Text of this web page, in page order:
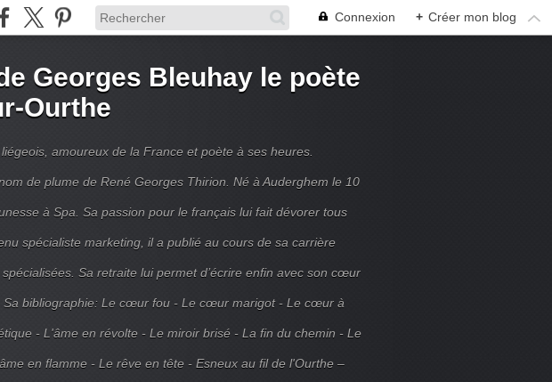
Connexion + Créer mon blog
Georges Bleuhay le poète
Ourthe
amoureux de la France et poète à ses heures.
de plume de René Georges Thirion. Né à Auderghem le 10
à Spa. Sa passion pour le français lui fait dévorer tous
spécialiste marketing, il a publié au cours de sa carrière
Sa retraite lui permet d’écrire enfin avec son cœur
Sa bibliographie: Le cœur fou - Le cœur marigot - Le cœur à
- L'âme en révolte - Le miroir brisé - La fin du chemin - Le
en flamme - Le rêve en tête - Esneux au fil de l'Ourthe –